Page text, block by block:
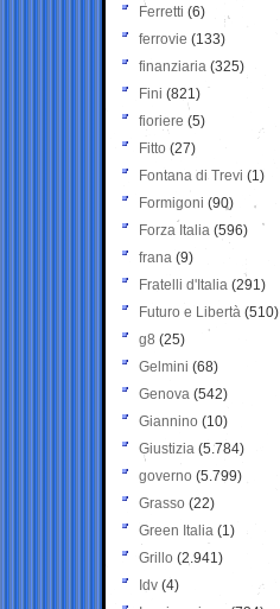
Ferretti (6)
ferrovie (133)
finanziaria (325)
Fini (821)
fioriere (5)
Fitto (27)
Fontana di Trevi (1)
Formigoni (90)
Forza Italia (596)
frana (9)
Fratelli d'Italia (291)
Futuro e Libertà (510)
g8 (25)
Gelmini (68)
Genova (542)
Giannino (10)
Giustizia (5.784)
governo (5.799)
Grasso (22)
Green Italia (1)
Grillo (2.941)
Idv (4)